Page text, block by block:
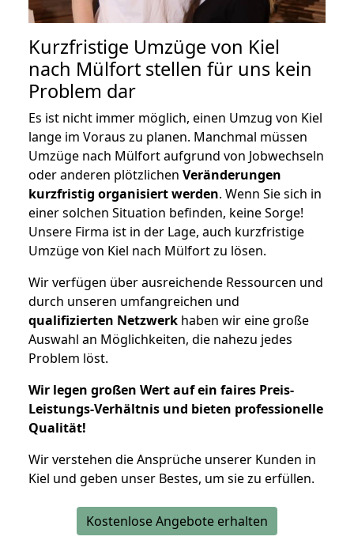
Kurzfristige Umzüge von Kiel
nach Mülfort stellen für uns kein
Problem dar
Es ist nicht immer möglich, einen Umzug von Kiel
lange im Voraus zu planen. Manchmal müssen
Umzüge nach Mülfort aufgrund von Jobwechseln
oder anderen plötzlichen Veränderungen
kurzfristig organisiert werden. Wenn Sie sich in
einer solchen Situation befinden, keine Sorge!
Unsere Firma ist in der Lage, auch kurzfristige
Umzüge von Kiel nach Mülfort zu lösen.
Wir verfügen über ausreichende Ressourcen und
durch unseren umfangreichen und
qualifizierten Netzwerk haben wir eine große
Auswahl an Möglichkeiten, die nahezu jedes
Problem löst.
Wir legen großen Wert auf ein faires Preis-
Leistungs-Verhältnis und bieten professionelle
Qualität!
Wir verstehen die Ansprüche unserer Kunden in
Kiel und geben unser Bestes, um sie zu erfüllen.
Kostenlose Angebote erhalten